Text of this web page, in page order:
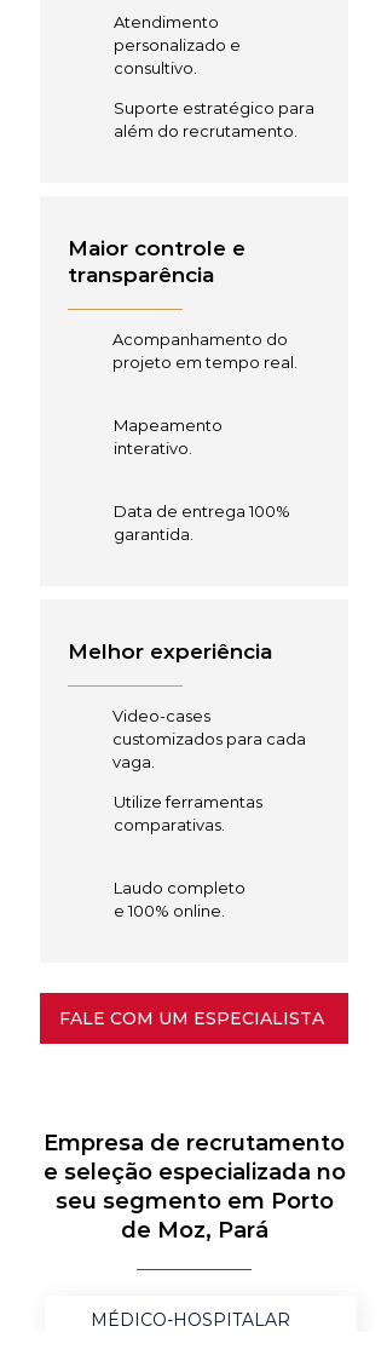
Atendimento
personalizado e
consultivo.
Suporte estratégico para
além do recrutamento.
Maior controle e
transparência
Acompanhamento do
projeto em tempo real.
Mapeamento
interativo.
Data de entrega 100%
garantida.
Melhor experiência
Video-cases
customizados para cada
vaga.
Utilize ferramentas
comparativas.
Laudo completo
e 100% online.
FALE COM UM ESPECIALISTA
Empresa de recrutamento
e seleção especializada no
seu segmento em Porto
de Moz, Pará
MÉDICO-HOSPITALAR